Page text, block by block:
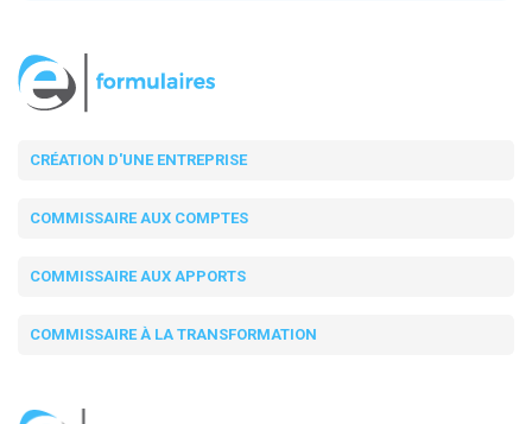
CRÉATION D'UNE ENTREPRISE
COMMISSAIRE AUX COMPTES
COMMISSAIRE AUX APPORTS
COMMISSAIRE À LA TRANSFORMATION